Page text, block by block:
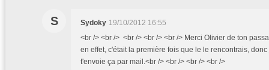
S Sydoky 19/10/2012 16:55
<br /> <br /> <br /> <br /> <br /> Merci Olivier de ton
en effet, c'était la première fois que le le rencontrais,
t'envoie ça par mail.<br /> <br /> <br /> <br />